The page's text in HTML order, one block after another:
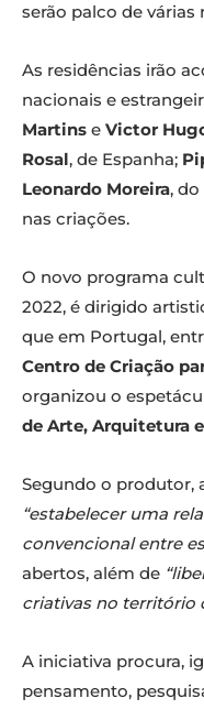
serão palco de várias
As residências irão
nacionais e
Martins e Victor
Rosal, de Espanha;
Leonardo Moreira, do
nas criações.
O novo programa
2022, é dirigido
que em Portugal,
Centro de Criação
organizou o
de Arte, Arquitetura
Segundo o produtor,
“estabelecer uma
convencional entre
abertos, além de
criativas no território
A iniciativa procura,
pensamento,